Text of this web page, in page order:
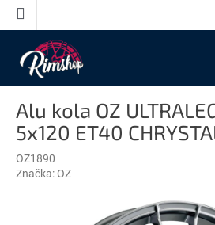
Přejít
Alu kola OZ
5x120 ET40
OZ1890
Značka: OZ